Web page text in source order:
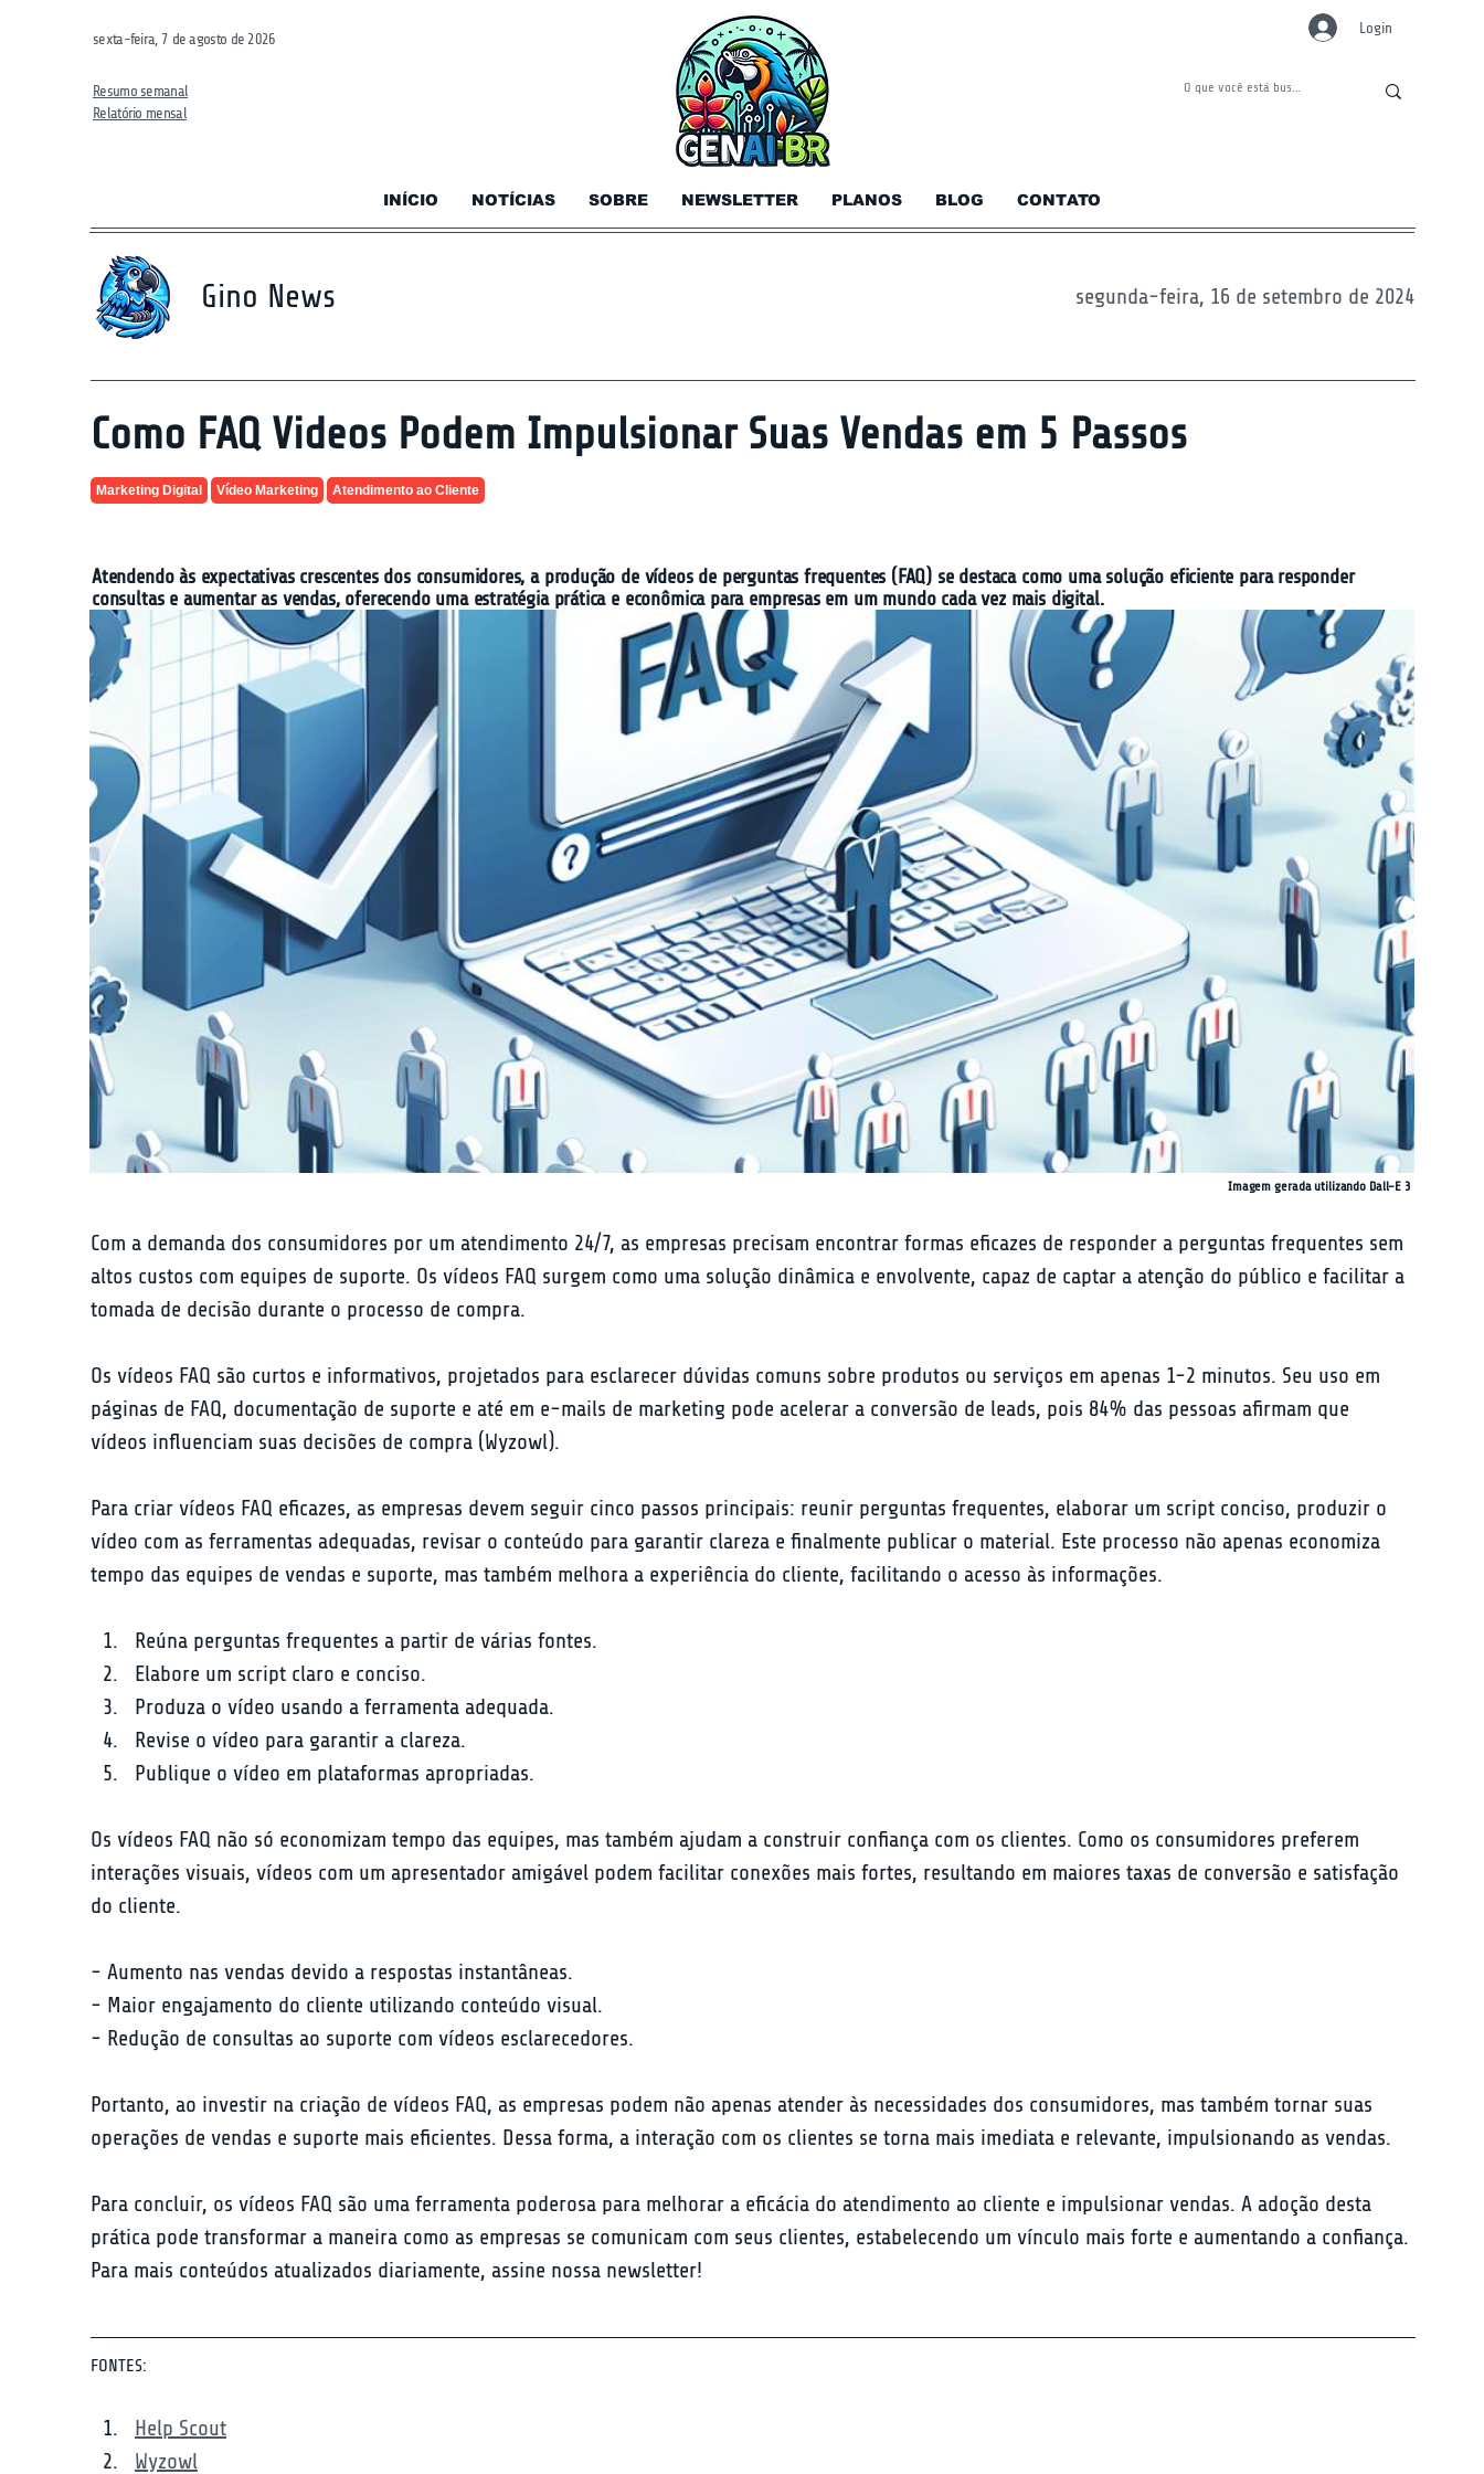
sexta-feira, 7 de agosto de 2026
Resumo semanal
Relatório mensal
INÍCIO NOTÍCIAS SOBRE NEWSLETTER PLANOS BLOG CONTATO
Login
Gino News segunda-feira, 16 de setembro de 2024
Como FAQ Videos Podem Impulsionar Suas Vendas em 5 Passos
Marketing Digital Vídeo Marketing Atendimento ao Cliente
Atendendo às expectativas crescentes dos consumidores, a produção de vídeos de perguntas frequentes (FAQ) se destaca como uma solução eficiente para responder
consultas e aumentar as vendas, oferecendo uma estratégia prática e econômica para empresas em um mundo cada vez mais digital.
Imagem gerada utilizando Dall-E 3
Com a demanda dos consumidores por um atendimento 24/7, as empresas precisam encontrar formas eficazes de responder a perguntas frequentes sem
altos custos com equipes de suporte. Os vídeos FAQ surgem como uma solução dinâmica e envolvente, capaz de captar a atenção do público e facilitar a
tomada de decisão durante o processo de compra.
Os vídeos FAQ são curtos e informativos, projetados para esclarecer dúvidas comuns sobre produtos ou serviços em apenas 1-2 minutos. Seu uso em
páginas de FAQ, documentação de suporte e até em e-mails de marketing pode acelerar a conversão de leads, pois 84% das pessoas afirmam que
vídeos influenciam suas decisões de compra (Wyzowl).
Para criar vídeos FAQ eficazes, as empresas devem seguir cinco passos principais: reunir perguntas frequentes, elaborar um script conciso, produzir o
vídeo com as ferramentas adequadas, revisar o conteúdo para garantir clareza e finalmente publicar o material. Este processo não apenas economiza
tempo das equipes de vendas e suporte, mas também melhora a experiência do cliente, facilitando o acesso às informações.
Reúna perguntas frequentes a partir de várias fontes.
Elabore um script claro e conciso.
Produza o vídeo usando a ferramenta adequada.
Revise o vídeo para garantir a clareza.
Publique o vídeo em plataformas apropriadas.
Os vídeos FAQ não só economizam tempo das equipes, mas também ajudam a construir confiança com os clientes. Como os consumidores preferem
interações visuais, vídeos com um apresentador amigável podem facilitar conexões mais fortes, resultando em maiores taxas de conversão e satisfação
do cliente.
- Aumento nas vendas devido a respostas instantâneas.
- Maior engajamento do cliente utilizando conteúdo visual.
- Redução de consultas ao suporte com vídeos esclarecedores.
Portanto, ao investir na criação de vídeos FAQ, as empresas podem não apenas atender às necessidades dos consumidores, mas também tornar suas
operações de vendas e suporte mais eficientes. Dessa forma, a interação com os clientes se torna mais imediata e relevante, impulsionando as vendas.
Para concluir, os vídeos FAQ são uma ferramenta poderosa para melhorar a eficácia do atendimento ao cliente e impulsionar vendas. A adoção desta
prática pode transformar a maneira como as empresas se comunicam com seus clientes, estabelecendo um vínculo mais forte e aumentando a confiança.
Para mais conteúdos atualizados diariamente, assine nossa newsletter!
FONTES:
Help Scout
Wyzowl